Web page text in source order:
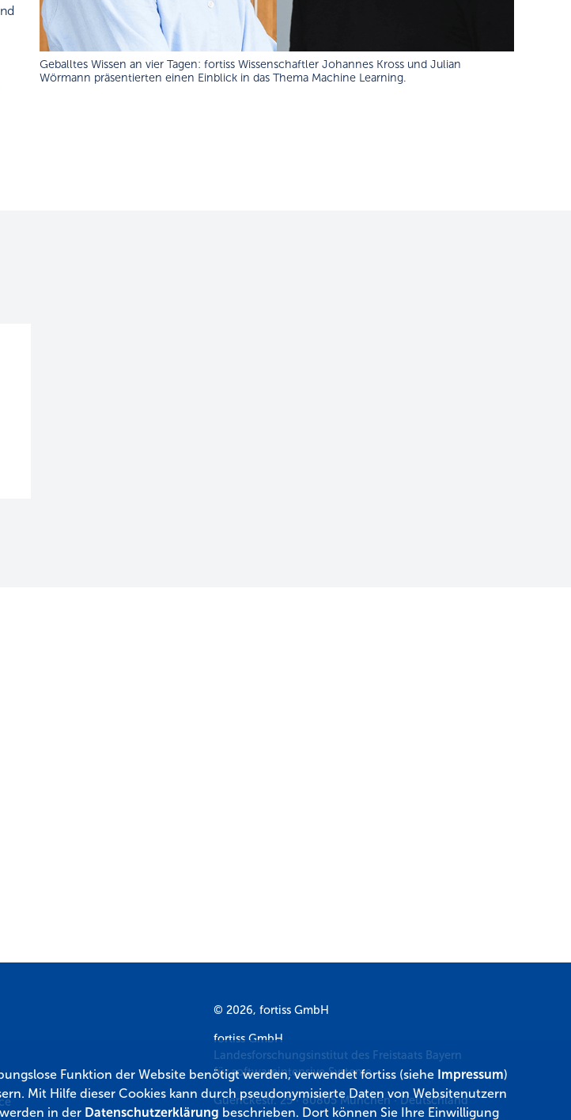
Geballtes Wissen an vier Tagen: fortiss Wissenschaftler Johannes Kross und Julian
Wörmann präsentierten einen Einblick in das Thema Machine Learning.
© 2026, fortiss GmbH
fortiss GmbH
Landesforschungsinstitut des Freistaats Bayern
für softwareintensive Systeme
Guerickestr. 25·80805 München·Deutschland
Funktion der Website benötigt werden, verwendet fortiss (siehe Impressum)
Mit Hilfe dieser Cookies kann durch pseudonymisierte Daten von Websitenutzern
in der Datenschutzerklärung beschrieben. Dort können Sie Ihre Einwilligung